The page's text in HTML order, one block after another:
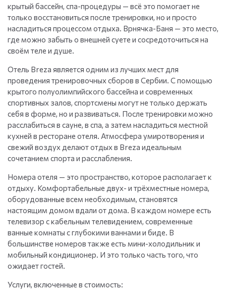
крытый бассейн, спа-процедуры — всё это помогает не
только восстановиться после тренировки, но и просто
насладиться процессом отдыха. Врнячка-Баня — это место,
где можно забыть о внешней суете и сосредоточиться на
своём теле и душе.
Отель Breza является одним из лучших мест для
проведения тренировочных сборов в Сербии. С помощью
крытого полуолимпийского бассейна и современных
спортивных залов, спортсмены могут не только держать
себя в форме, но и развиваться. После тренировки можно
расслабиться в сауне, в спа, а затем насладиться местной
кухней в ресторане отеля. Атмосфера умиротворения и
свежий воздух делают отдых в Breza идеальным
сочетанием спорта и расслабления.
Номера отеля — это пространство, которое располагает к
отдыху. Комфортабельные двух- и трёхместные номера,
оборудованные всем необходимым, становятся
настоящим домом вдали от дома. В каждом номере есть
телевизор с кабельным телевидением, современные
ванные комнаты с глубокими ваннами и биде. В
большинстве номеров также есть мини-холодильник и
мобильный кондиционер. И это только часть того, что
ожидает гостей.
Услуги, включенные в стоимость: